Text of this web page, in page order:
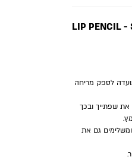
LIP PENCIL -
לספק מריחה
את שפתייך ובכך
ומשלימים גם את